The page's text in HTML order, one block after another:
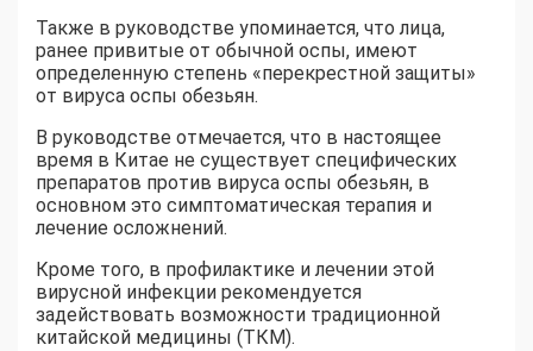
Также в руководстве упоминается, что лица,
ранее привитые от обычной оспы, имеют
определенную степень «перекрестной защиты»
от вируса оспы обезьян.
В руководстве отмечается, что в настоящее
время в Китае не существует специфических
препаратов против вируса оспы обезьян, в
основном это симптоматическая терапия и
лечение осложнений.
Кроме того, в профилактике и лечении этой
вирусной инфекции рекомендуется
задействовать возможности традиционной
китайской медицины (ТКМ).